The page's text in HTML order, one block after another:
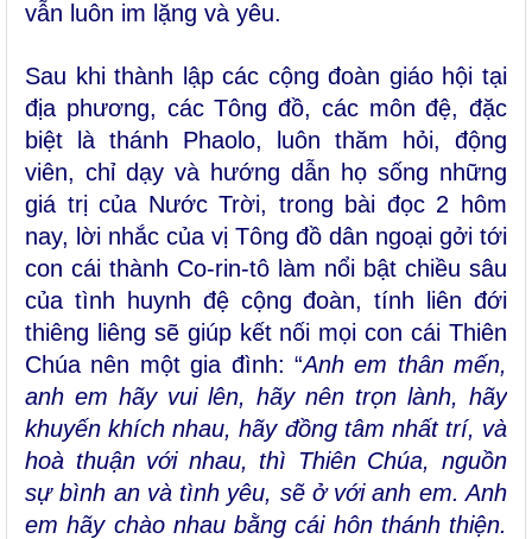
vẫn luôn im lặng và yêu.
Sau khi thành lập các cộng đoàn giáo hội tại
địa phương, các Tông đồ, các môn đệ, đặc
biệt là thánh Phaolo, luôn thăm hỏi, động
viên, chỉ dạy và hướng dẫn họ sống những
giá trị của Nước Trời, trong bài đọc 2 hôm
nay, lời nhắc của vị Tông đồ dân ngoại gởi tới
con cái thành Co-rin-tô làm nổi bật chiều sâu
của tình huynh đệ cộng đoàn, tính liên đới
thiêng liêng sẽ giúp kết nối mọi con cái Thiên
Chúa nên một gia đình: “Anh em thân mến,
anh em hãy vui lên, hãy nên trọn lành, hãy
khuyến khích nhau, hãy đồng tâm nhất trí, và
hoà thuận với nhau, thì Thiên Chúa, nguồn
sự bình an và tình yêu, sẽ ở với anh em. Anh
em hãy chào nhau bằng cái hôn thánh thiện.